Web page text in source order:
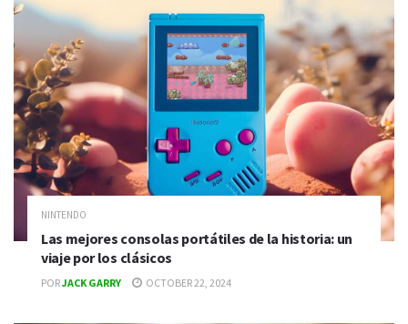
NINTENDO
Las mejores consolas portátiles de la historia: un
viaje por los clásicos
PORJACK GARRY OCTOBER 22, 2024